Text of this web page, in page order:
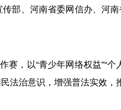
、河南省委网信办、河
以“青少年网络权益”“个
法治意识，增强普法实效，